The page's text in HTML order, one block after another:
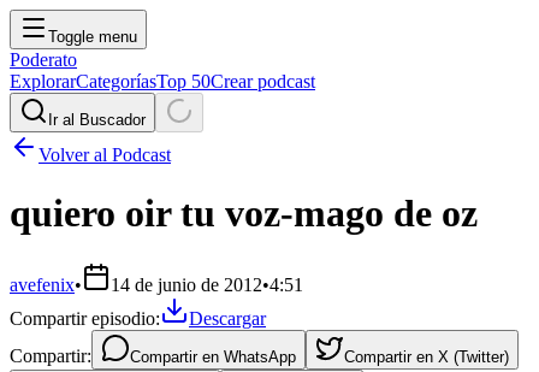
Toggle menu
Poderato
ExplorarCategoríasTop 50Crear podcast
Ir al Buscador
Volver al Podcast
quiero oir tu voz-mago de oz
avefenix• 14 de junio de 2012•4:51
Compartir episodio:
Descargar
Compartir:
Compartir en WhatsApp Compartir en X (Twitter)